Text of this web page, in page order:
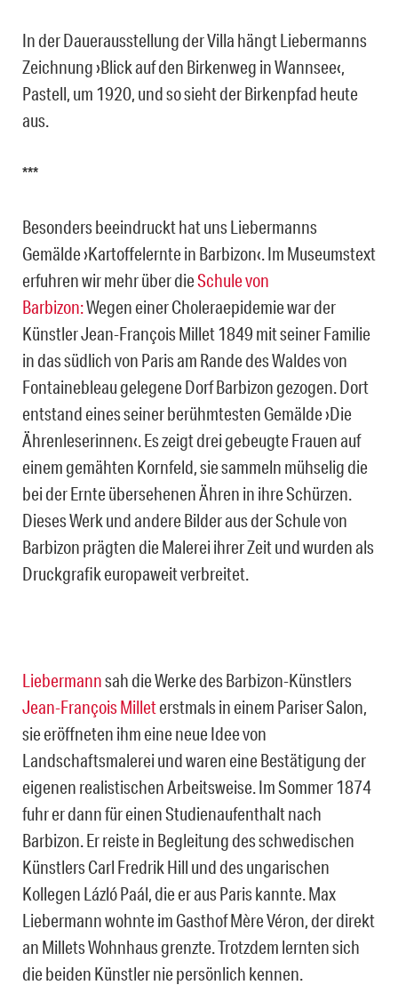
In der Dauerausstellung der Villa hängt Liebermanns
Zeichnung ›Blick auf den Birkenweg in Wannsee‹,
Pastell, um 1920, und so sieht der Birkenpfad heute
aus.
***
Besonders beeindruckt hat uns Liebermanns
Gemälde ›Kartoffelernte in Barbizon‹. Im Museumstext
erfuhren wir mehr über dieSchule von
Barbizon:Wegen einer Choleraepidemie war der
Künstler Jean-François Millet 1849 mit seiner Familie
in das südlich von Paris am Rande des Waldes von
Fontainebleau gelegene Dorf Barbizon gezogen. Dort
entstand eines seiner berühmtesten Gemälde ›Die
Ährenleserinnen‹. Es zeigt drei gebeugte Frauen auf
einem gemähten Kornfeld, sie sammeln mühselig die
bei der Ernte übersehenen Ähren in ihre Schürzen.
Dieses Werk und andere Bilder aus der Schule von
Barbizon prägten die Malerei ihrer Zeit und wurden als
Druckgrafik europaweit verbreitet.
Liebermannsah die Werke des Barbizon-Künstlers
Jean-François Milleterstmals in einem Pariser Salon,
sie eröffneten ihm eine neue Idee von
Landschaftsmalerei und waren eine Bestätigung der
eigenen realistischen Arbeitsweise. Im Sommer 1874
fuhr er dann für einen Studienaufenthalt nach
Barbizon. Er reiste in Begleitung des schwedischen
Künstlers Carl Fredrik Hill und des ungarischen
Kollegen Lázló Paál, die er aus Paris kannte. Max
Liebermann wohnte im Gasthof Mère Véron, der direkt
an Millets Wohnhaus grenzte. Trotzdem lernten sich
die beiden Künstler nie persönlich kennen.